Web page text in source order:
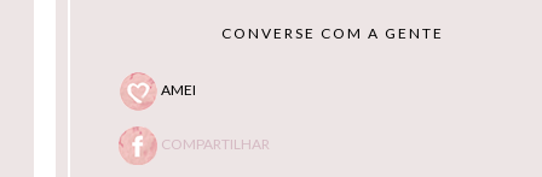
CONVERSE COM A GENTE
AMEI
COMPARTILHAR